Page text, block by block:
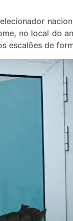
no local do
escalões de